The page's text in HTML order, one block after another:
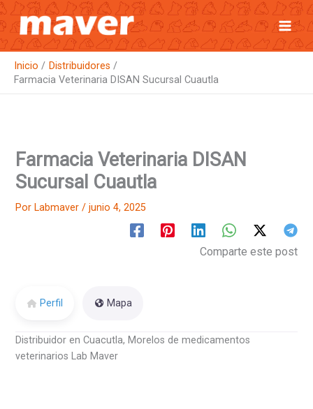
Ir
al
contenido
Inicio
Distribuidores
Farmacia Veterinaria DISAN Sucursal Cuautla
Farmacia Veterinaria DISAN
Sucursal Cuautla
Por Labmaver/junio 4, 2025
Comparte este post
Perfil Mapa
Distribuidor en Cuacutla, Morelos de medicamentos
veterinarios Lab Maver